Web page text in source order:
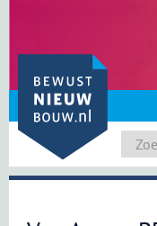
content